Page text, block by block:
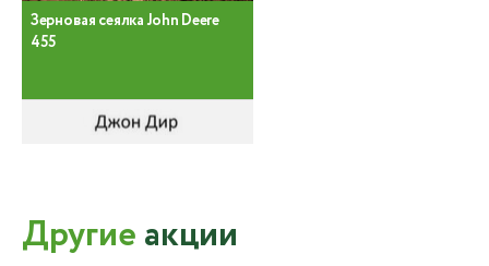
Зерновая сеялка John Deere
455
Другиеакции